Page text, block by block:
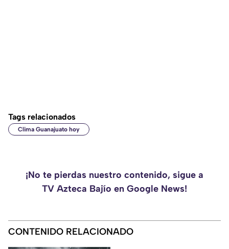
Tags relacionados
Clima Guanajuato hoy
¡No te pierdas nuestro contenido, sigue a
TV Azteca Bajío en Google News!
CONTENIDO RELACIONADO